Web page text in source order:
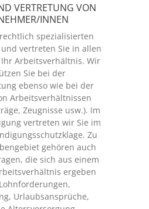
INNEN
VERTRETUNG VON
INNEN
spezialisierten
vertreten Sie in allen
Arbeitsverhältnis. Wir
Sie bei der
ebenso wie bei der
Arbeitsverhältnissen
Zeugnisse usw.). Im
vertreten wir Sie im
Zu
gehören auch
die sich aus einem
ergeben
Urlaubsansprüche,